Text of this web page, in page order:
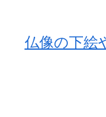
仏像の下絵